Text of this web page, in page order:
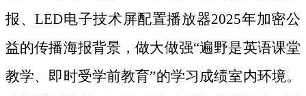
报、LED电子技术屏配置播放器2025年加密公
益的传播海报背景，做大做强“遍野是英语课堂
教学、即时受学前教育”的学习成绩室内环境。